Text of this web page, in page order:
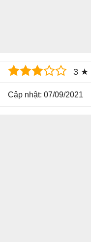
3 ★
Cập nhật: 07/09/2021